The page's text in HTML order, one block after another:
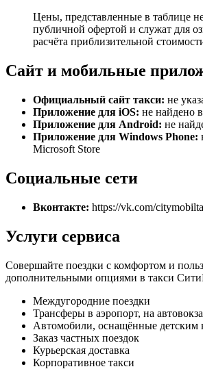
Цены, представленные в таблице
публичной офертой и служат для
расчёта приблизительной
Сайт и мобильные
Официальный сайт такси: не
Приложение для iOS: не найдено
Приложение для Android: не
Приложение для Windows Phone:
Microsoft Store
Социальные сети
Вконтакте: https://vk.com/
Услуги сервиса
Совершайте поездки с комфортом и
дополнительными опциями в такси
Междугородние поездки
Трансферы в аэропорт, на
Автомобили, оснащённые детским
Заказ частных поездок
Курьерская доставка
Корпоративное такси